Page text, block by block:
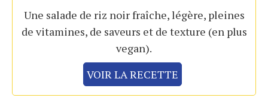
Une salade de riz noir fraîche, légère, pleines
de vitamines, de saveurs et de texture (en plus
vegan).
VOIR LA RECETTE